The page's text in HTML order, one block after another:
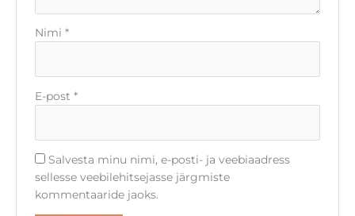
Nimi *
E-post *
Salvesta minu nimi, e-posti- ja veebiaadress
sellesse veebilehitsejasse järgmiste
kommentaaride jaoks.